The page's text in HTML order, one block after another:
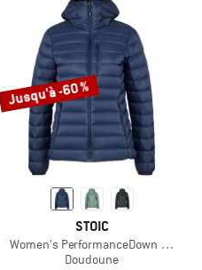
Zip Hoody
Jusqu'à -60 %
STOIC
Women's PerformanceDown
Doudoune